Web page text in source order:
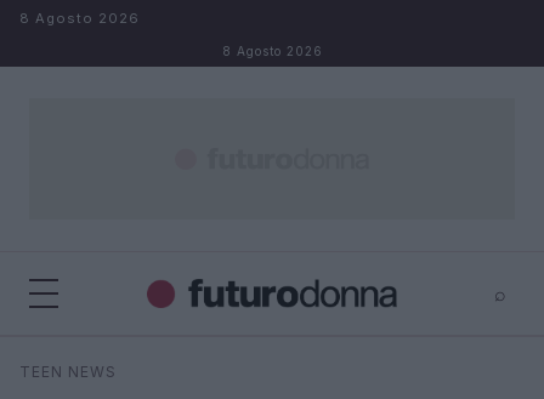
Salta al contenuto
8 Agosto 2026
8 Agosto 2026
⌕
Cerca
TEEN NEWS